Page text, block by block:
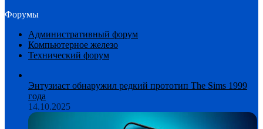
Форумы
Административный форум
Компьютерное железо
Технический форум
Энтузиаст обнаружил редкий прототип The Sims 1999
года
14.10.2025